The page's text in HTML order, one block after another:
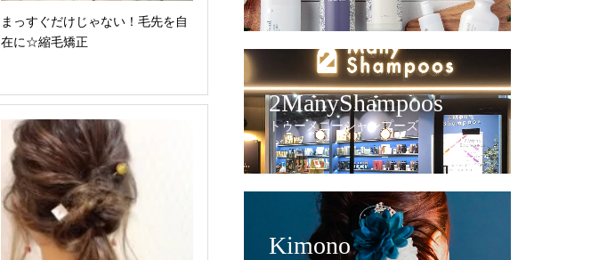
まっすぐだけじゃない！毛先を自
在に☆縮毛矯正
2ManyShampoos
トゥーメニーシャンプーズ
Kimono